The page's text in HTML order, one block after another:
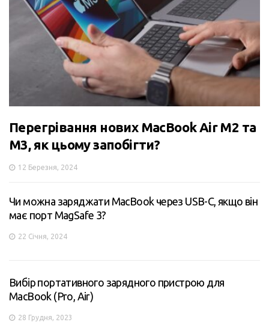
Перегрівання нових MacBook Air M2 та
M3, як цьому запобігти?
12 Березня, 2024
Чи можна заряджати MacBook через USB-C, якщо він
має порт MagSafe 3?
22 Січня, 2024
Вибір портативного зарядного пристрою для
MacBook (Pro, Air)
28 Грудня, 2023